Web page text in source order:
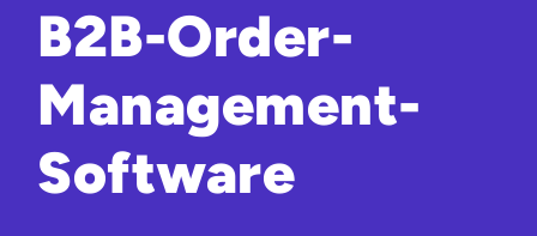
B2B-Order-
Management-
Software